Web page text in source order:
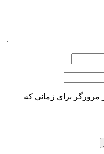
مرورگر برای زمانی که